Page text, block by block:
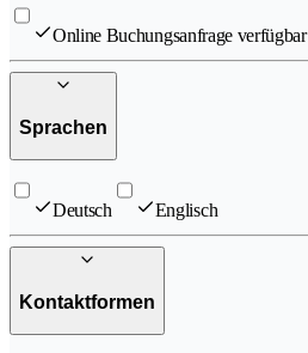
Online Buchungsanfrage verfügbar
Sprachen
Deutsch Englisch
Kontaktformen